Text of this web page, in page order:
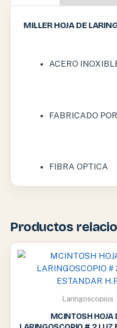
MILLER HOJA DE
ACERO
FABRICADO
FIBRA OPTICA
Productos
Laringoscopios
MCINTOSH HOJA